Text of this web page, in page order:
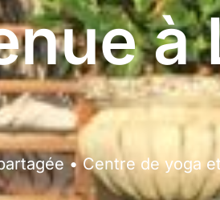
à
• Centre de yoga